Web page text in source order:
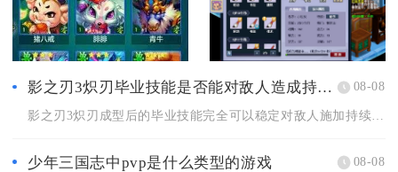
影之刃3炽刃毕业技能是否能对敌人造成持续伤害 08-08
影之刃3炽刃成型后的毕业技能完全可以稳定对敌人施加持续伤害，...
少年三国志中pvp是什么类型的游戏 08-08